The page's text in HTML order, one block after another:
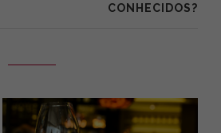
CONHECIDOS?